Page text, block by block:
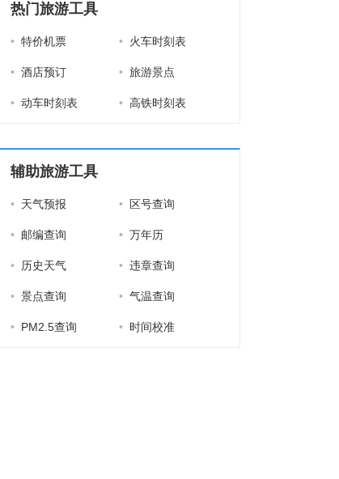
热门旅游工具
• 特价机票 • 火车时刻表
• 酒店预订 • 旅游景点
• 动车时刻表 • 高铁时刻表
辅助旅游工具
• 天气预报 • 区号查询
• 邮编查询 • 万年历
• 历史天气 • 违章查询
• 景点查询 • 气温查询
• PM2.5查询 • 时间校准